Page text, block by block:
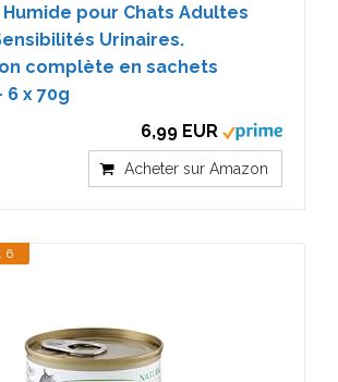
pour Chats Adultes
Urinaires.
complète en sachets
x 70g
6,99 EUR
Acheter sur Amazon
6